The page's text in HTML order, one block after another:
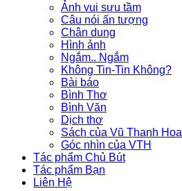
Ảnh vui sưu tầm
Câu nói ấn tượng
Chân dung
Hình ảnh
Ngắm.. Ngắm
Không Tin-Tin Không?
Bài báo
Bình Thơ
Bình Văn
Dịch thơ
Sách của Vũ Thanh Hoa
Góc nhìn của VTH
Tác phẩm Chủ Bút
Tác phẩm Bạn
Liên Hệ